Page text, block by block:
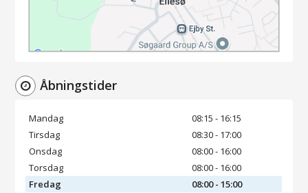
Åbningstider
Mandag
08:15 - 16:15
Tirsdag
08:30 - 17:00
Onsdag
08:00 - 16:00
Torsdag
08:00 - 16:00
Fredag
08:00 - 15:00